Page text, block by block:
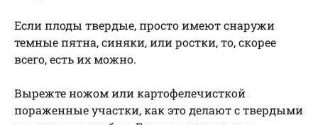
Если плоды твердые, просто имеют снаружи
темные пятна, синяки, или ростки, то, скорее
всего, есть их можно.
Вырежте ножом или картофелечисткой
пораженные участки, как это делают с твердыми